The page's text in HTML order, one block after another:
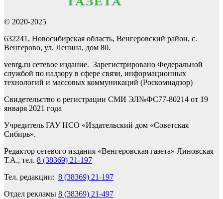
© 2020-2025
632241, Новосибирская область, Венгеровский район, с.
Венгерово, ул. Ленина, дом 80.
venrg.ru сетевое издание. Зарегистрировано Федеральной
службой по надзору в сфере связи, информационных
технологий и массовых коммуникаций (Роскомнадзор)
Свидетельство о регистрации СМИ ЭЛ№ФС77-80214 от 19
января 2021 года
Учредитель ГАУ НСО «Издательский дом «Советская
Сибирь».
Редактор сетевого издания «Венгеровская газета» Линовская
Т.А., тел. 8 (38369) 21-197
Тел. редакции: 8 (38369) 21-197
Отдел рекламы 8 (38369) 21-497